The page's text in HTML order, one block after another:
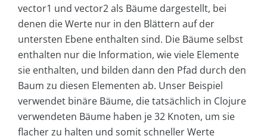
vector1 und vector2 als Bäume dargestellt, bei
denen die Werte nur in den Blättern auf der
untersten Ebene enthalten sind. Die Bäume selbst
enthalten nur die Information, wie viele Elemente
sie enthalten, und bilden dann den Pfad durch den
Baum zu diesen Elementen ab. Unser Beispiel
verwendet binäre Bäume, die tatsächlich in Clojure
verwendeten Bäume haben je 32 Knoten, um sie
flacher zu halten und somit schneller Werte